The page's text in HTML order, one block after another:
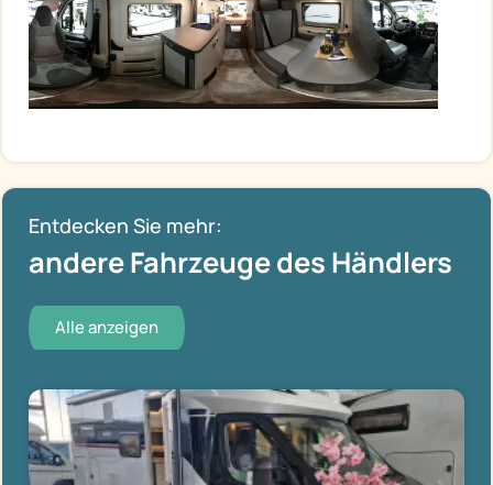
Entdecken Sie mehr:
andere Fahrzeuge des Händlers
Alle anzeigen